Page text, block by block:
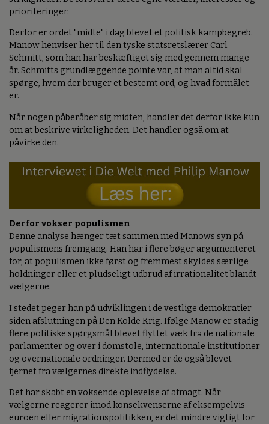
prioriteringer.
Derfor er ordet "midte" i dag blevet et politisk kampbegreb.
Manow henviser her til den tyske statsretslærer Carl
Schmitt, som han har beskæftiget sig med gennem mange
år. Schmitts grundlæggende pointe var, at man altid skal
spørge, hvem der bruger et bestemt ord, og hvad formålet
er.
Når nogen påberåber sig midten, handler det derfor ikke kun
om at beskrive virkeligheden. Det handler også om at
påvirke den.
Derfor vokser populismen
Denne analyse hænger tæt sammen med Manows syn på
populismens fremgang. Han har i flere bøger argumenteret
for, at populismen ikke først og fremmest skyldes særlige
holdninger eller et pludseligt udbrud af irrationalitet blandt
vælgerne.
I stedet peger han på udviklingen i de vestlige demokratier
siden afslutningen på Den Kolde Krig. Ifølge Manow er stadig
flere politiske spørgsmål blevet flyttet væk fra de nationale
parlamenter og over i domstole, internationale institutioner
og overnationale ordninger. Dermed er de også blevet
fjernet fra vælgernes direkte indflydelse.
Det har skabt en voksende oplevelse af afmagt. Når
vælgerne reagerer imod konsekvenserne af eksempelvis
euroen eller migrationspolitikken, er det mindre vigtigt for